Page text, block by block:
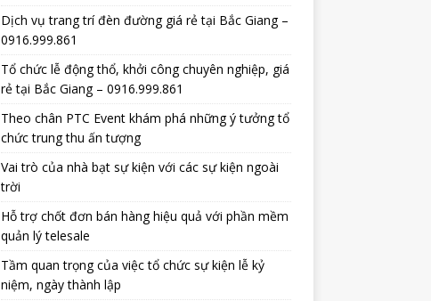
Dịch vụ trang trí đèn đường giá rẻ tại Bắc Giang –
0916.999.861
Tổ chức lễ động thổ, khởi công chuyên nghiệp, giá
rẻ tại Bắc Giang – 0916.999.861
Theo chân PTC Event khám phá những ý tưởng tổ
chức trung thu ấn tượng
Vai trò của nhà bạt sự kiện với các sự kiện ngoài
trời
Hỗ trợ chốt đơn bán hàng hiệu quả với phần mềm
quản lý telesale
Tầm quan trọng của việc tổ chức sự kiện lễ kỷ
niệm, ngày thành lập